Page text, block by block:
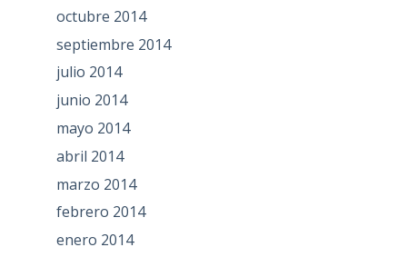
octubre 2014
septiembre 2014
julio 2014
junio 2014
mayo 2014
abril 2014
marzo 2014
febrero 2014
enero 2014